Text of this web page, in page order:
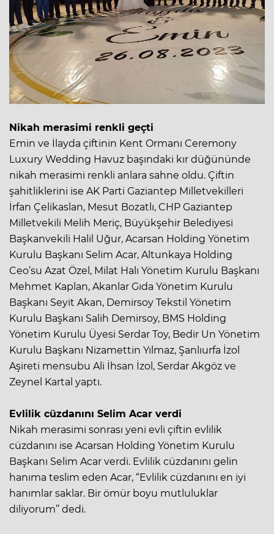
Nikah merasimi renkli geçti
Emin ve İlayda çiftinin Kent Ormanı Ceremony
Luxury Wedding Havuz başındaki kır düğününde
nikah merasimi renkli anlara sahne oldu. Çiftin
şahitliklerini ise AK Parti Gaziantep Milletvekilleri
İrfan Çelikaslan, Mesut Bozatlı, CHP Gaziantep
Milletvekili Melih Meriç, Büyükşehir Belediyesi
Başkanvekili Halil Uğur, Acarsan Holding Yönetim
Kurulu Başkanı Selim Acar, Altunkaya Holding
Ceo’su Azat Özel, Milat Halı Yönetim Kurulu Başkanı
Mehmet Kaplan, Akanlar Gıda Yönetim Kurulu
Başkanı Seyit Akan, Demirsoy Tekstil Yönetim
Kurulu Başkanı Salih Demirsoy, BMS Holding
Yönetim Kurulu Üyesi Serdar Toy, Bedir Un Yönetim
Kurulu Başkanı Nizamettin Yılmaz, Şanlıurfa İzol
Aşireti mensubu Ali İhsan İzol, Serdar Akgöz ve
Zeynel Kartal yaptı.
Evlilik cüzdanını Selim Acar verdi
Nikah merasimi sonrası yeni evli çiftin evlilik
cüzdanını ise Acarsan Holding Yönetim Kurulu
Başkanı Selim Acar verdi. Evlilik cüzdanını gelin
hanıma teslim eden Acar, “Evlilik cüzdanını en iyi
hanımlar saklar. Bir ömür boyu mutluluklar
diliyorum’’ dedi.